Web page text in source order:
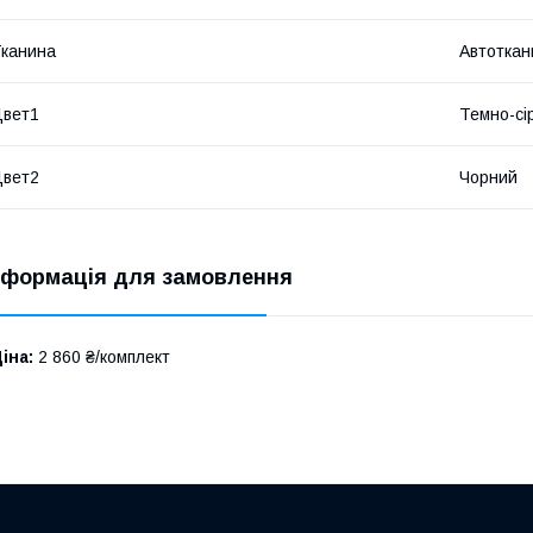
Темно-
Чорний
для замовлення
2 860 ₴/комплект